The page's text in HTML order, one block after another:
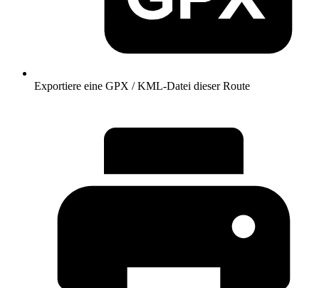
Exportiere eine GPX / KML-Datei dieser Route